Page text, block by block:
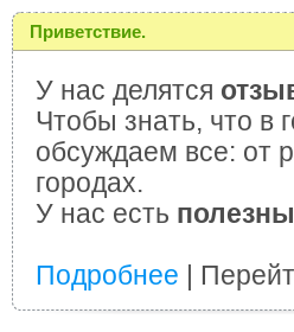
Приветствие.
У нас делятся
Чтобы знать, что в
обсуждаем все: от
городах.
У нас есть
Подробнее |